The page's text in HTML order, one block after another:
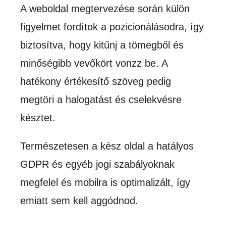
A weboldal megtervezése során külön
figyelmet fordítok a pozicionálásodra, így
biztosítva, hogy kitűnj a tömegből és
minőségibb vevőkört vonzz be. A
hatékony értékesítő szöveg pedig
megtöri a halogatást és cselekvésre
késztet.
Természetesen a kész oldal a hatályos
GDPR és egyéb jogi szabályoknak
megfelel és mobilra is optimalizált, így
emiatt sem kell aggódnod.